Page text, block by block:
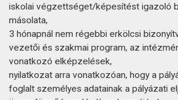
iskolai végzettséget/képesítést igazoló
másolata,
3 hónapnál nem régebbi erkölcsi
vezetői és szakmai program, az
vonatkozó elképzelések,
nyilatkozat arra vonatkozóan, hogy a
foglalt személyes adatainak a pályázati